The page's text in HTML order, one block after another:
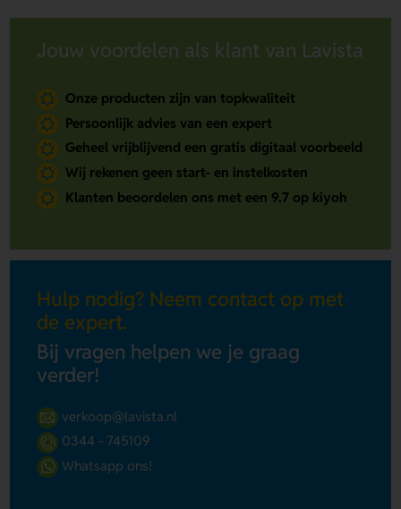
Jouw voordelen als klant van Lavista
Onze producten zijn van topkwaliteit
Persoonlijk advies van een expert
Geheel vrijblijvend een gratis digitaal voorbeeld
Wij rekenen geen start- en instelkosten
Klanten beoordelen ons met een 9.7 op kiyoh
Hulp nodig? Neem contact op met
de expert.
Bij vragen helpen we je graag
verder!
verkoop@lavista.nl
0344 - 745109
Whatsapp ons!